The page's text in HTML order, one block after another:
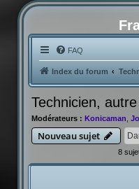
FAQ
Index du forum
Technicien,
Modérateurs : Konicaman, Jo
Nouveau sujet
8